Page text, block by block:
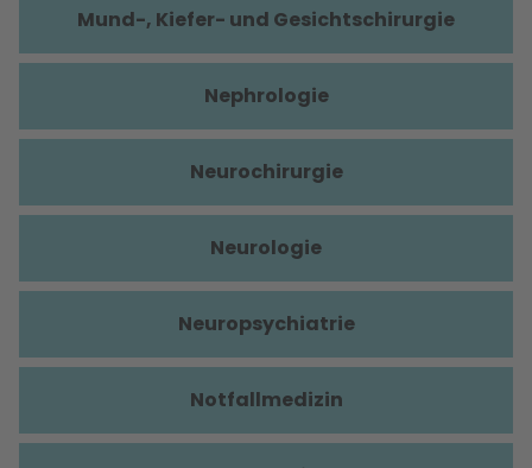
Mund-, Kiefer- und Gesichtschirurgie
Nephrologie
Neurochirurgie
Neurologie
Neuropsychiatrie
Notfallmedizin